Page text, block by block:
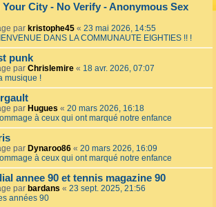
Your City - No Verify - Anonymous Sex
par kristophe45 « 23 mai 2026, 14:55
DANS LA COMMUNAUTE EIGHTIES !! !
punk
par Chrislemire « 18 avr. 2026, 07:07
musique !
par Hugues « 20 mars 2026, 16:18
à ceux qui ont marqué notre enfance
par Dynaroo86 « 20 mars 2026, 16:09
à ceux qui ont marqué notre enfance
annee 90 et tennis magazine 90
par bardans « 23 sept. 2025, 21:56
années 90